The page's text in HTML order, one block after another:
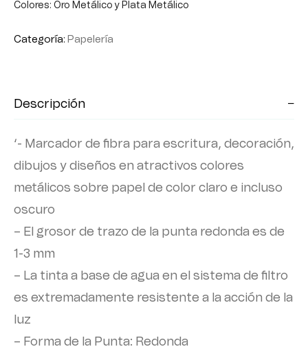
Colores: Oro Metálico y Plata Metálico
Categoría: Papelería
Descripción
‘- Marcador de fibra para escritura, decoración,
dibujos y diseños en atractivos colores
metálicos sobre papel de color claro e incluso
oscuro
– El grosor de trazo de la punta redonda es de
1-3 mm
– La tinta a base de agua en el sistema de filtro
es extremadamente resistente a la acción de la
luz
– Forma de la Punta: Redonda